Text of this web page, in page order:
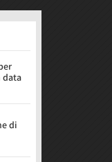
data
di